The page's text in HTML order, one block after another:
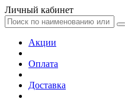
Личный кабинет
Акции
Оплата
Доставка